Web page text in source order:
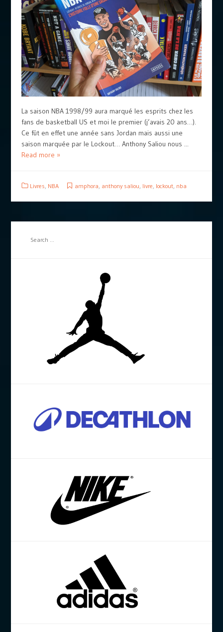
La saison NBA 1998/99 aura marqué les esprits chez les
fans de basketball US et moi le premier (j’avais 20 ans…).
Ce fût en effet une année sans Jordan mais aussi une
saison marquée par le Lockout… Anthony Saliou nous ...
Read more »
Livres NBA amphora anthony saliou livre lockout, nba